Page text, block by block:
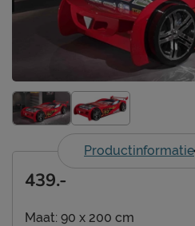
Productinformatie
Maat: 90 x 200 cm
439.-